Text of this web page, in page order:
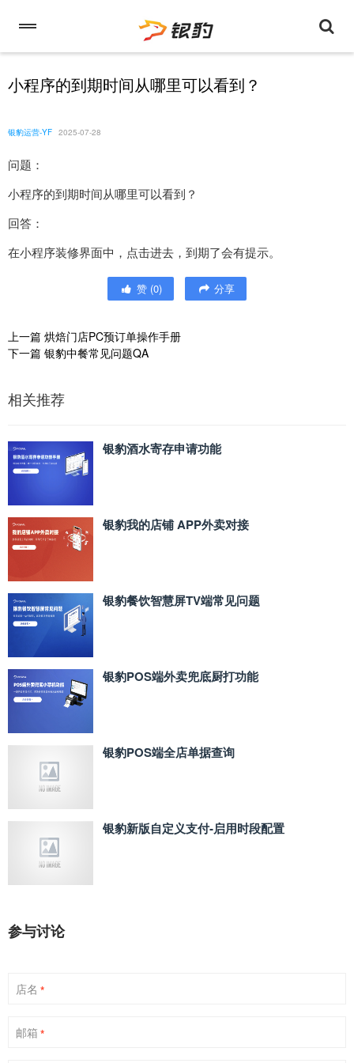
小程序的到期时间从哪里可以看到？
银豹运营-YF 2025-07-28
问题：
小程序的到期时间从哪里可以看到？
回答：
在小程序装修界面中，点击进去，到期了会有提示。
赞 (0) 分享
上一篇 烘焙门店PC预订单操作手册
下一篇 银豹中餐常见问题QA
相关推荐
银豹酒水寄存申请功能
银豹我的店铺 APP外卖对接
银豹餐饮智慧屏TV端常见问题
银豹POS端外卖兜底厨打功能
银豹POS端全店单据查询
银豹新版自定义支付‑启用时段配置
参与讨论
店名 *
邮箱 *